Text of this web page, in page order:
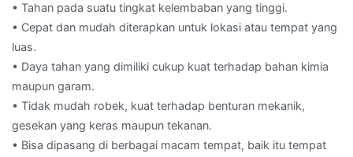
• Tahan pada suatu tingkat kelembaban yang tinggi.
• Cepat dan mudah diterapkan untuk lokasi atau tempat yang
luas.
• Daya tahan yang dimiliki cukup kuat terhadap bahan kimia
maupun garam.
• Tidak mudah robek, kuat terhadap benturan mekanik,
gesekan yang keras maupun tekanan.
• Bisa dipasang di berbagai macam tempat, baik itu tempat